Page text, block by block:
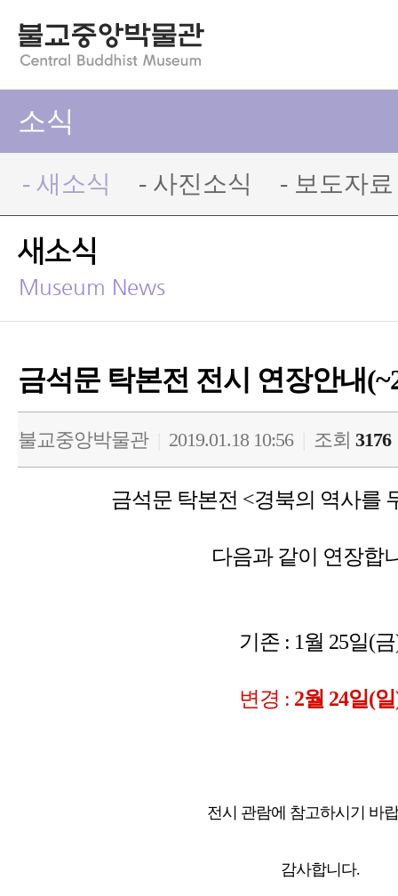
소식
- 새소식 - 사진소식 - 보도자료
새소식
Museum News
금석문 탁본전 전시 연장안내
불교중앙박물관 2019.01.18 10:56 조회 3176
금석문 탁본전 <경북의 역사를
다음과 같이 연장합
기존 : 1월 25일(
변경 : 2월 24일(
전시 관람에 참고하시기 바
감사합니다.